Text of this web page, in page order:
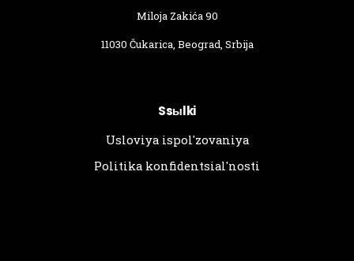
Miloja Zakića 90
11030 Čukarica, Beograd, Srbija
Ssыlki
Usloviya ispol'zovaniya
Politika konfidentsial'nosti